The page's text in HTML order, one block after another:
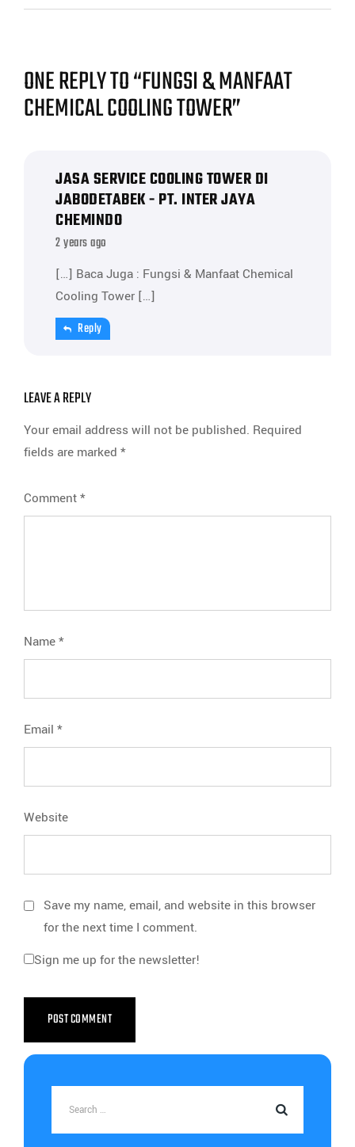
ONE REPLY TO “FUNGSI & MANFAAT
CHEMICAL COOLING TOWER”
JASA SERVICE COOLING TOWER DI
JABODETABEK - PT. INTER JAYA
CHEMINDO
2 years ago
[…] Baca Juga : Fungsi & Manfaat Chemical
Cooling Tower […]
Reply
LEAVE A REPLY
Your email address will not be published. Required
fields are marked *
Comment*
Name*
Email *
Website
Save my name, email, and website in this browser
for the next time I comment.
Sign me up for the newsletter!